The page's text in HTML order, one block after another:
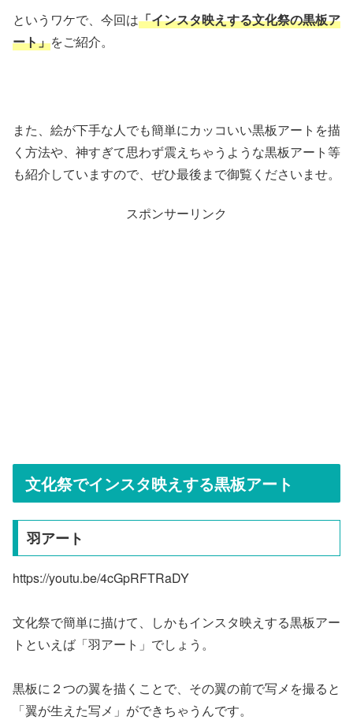
というワケで、今回は「インスタ映えする文化祭の黒板ア
ート」をご紹介。
また、絵が下手な人でも簡単にカッコいい黒板アートを描
く方法や、神すぎて思わず震えちゃうような黒板アート等
も紹介していますので、ぜひ最後まで御覧くださいませ。
スポンサーリンク
文化祭でインスタ映えする黒板アート
羽アート
https://youtu.be/4cGpRFTRaDY
文化祭で簡単に描けて、しかもインスタ映えする黒板アー
トといえば「羽アート」でしょう。
黒板に２つの翼を描くことで、その翼の前で写メを撮ると
「翼が生えた写メ」ができちゃうんです。